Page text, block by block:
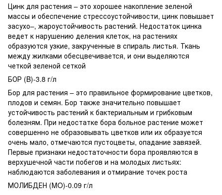
Цинк для растения – это хорошее накопление зеленой
массы и обеспечение стрессоустойчивости, цинк повышает
засухо–, жароустойчивость растений. Недостаток цинка
ведет к нарушению деления клеток, на растениях
образуются узкие, закрученные в спираль листья. Ткань
между жилками обесцвечивается, и они выделяются
четкой зеленой сеткой
БОР (B)-3.8 г/л
Бор для растения – это правильное формирование цветков,
плодов и семян. Бор также значительно повышает
устойчивость растений к бактериальным и грибковым
болезням. При недостатке бора больное растение может
совершенно не образовывать цветков или их образуется
очень мало, отмечаются пустоцветы, опадание завязей.
Первые признаки недостаточности бора проявляются в
верхушечной части побегов и на молодых листьях:
наблюдаются заболевания и отмирание точек роста
МОЛИБДЕН (MO)-0.09 г/л